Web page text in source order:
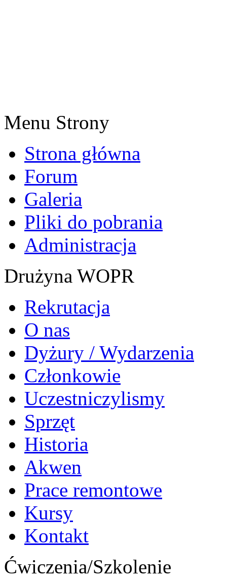
Menu Strony
Strona główna
Forum
Galeria
Pliki do pobrania
Administracja
Drużyna WOPR
Rekrutacja
O nas
Dyżury / Wydarzenia
Członkowie
Uczestniczylismy
Sprzęt
Historia
Akwen
Prace remontowe
Kursy
Kontakt
Ćwiczenia/Szkolenie